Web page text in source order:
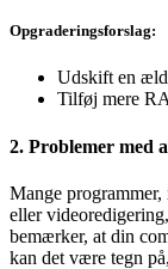
Opgraderingsforslag:
Udskift en
Tilføj mere
2. Problemer med
Mange
eller
bemærker, at din
kan det være tegn